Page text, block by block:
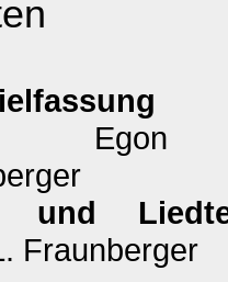
Egon
und
Fraunberger